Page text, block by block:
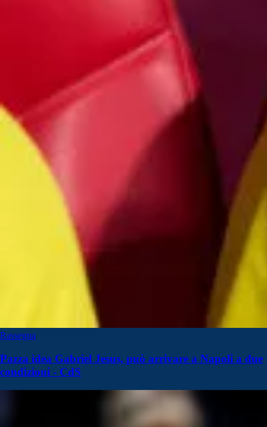
Rassegna
Pazza idea Gabriel Jesus, può arrivare a Napoli a due
condizioni - CdS